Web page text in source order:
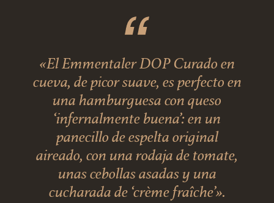
«El Emmentaler DOP Curado en
cueva, de picor suave, es perfecto en
una hamburguesa con queso
‘infernalmente buena’: en un
panecillo de espelta original
aireado, con una rodaja de tomate,
unas cebollas asadas y una
cucharada de ‘crème fraîche’».